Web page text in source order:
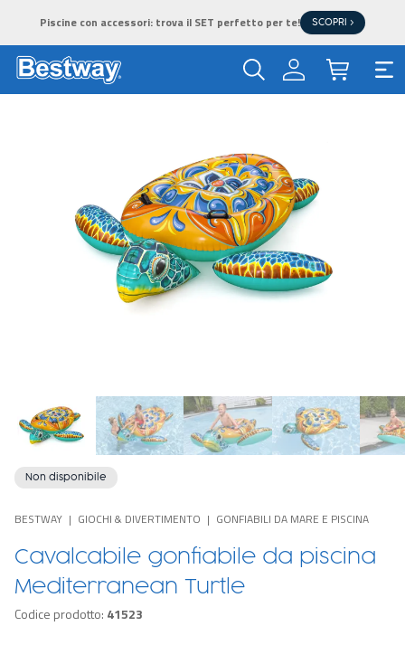
Piscine con accessori: trova il SET perfetto per te! SCOPRI >
Non disponibile
BESTWAY GIOCHI & DIVERTIMENTO GONFIABILI DA MARE E PISCINA
Cavalcabile gonfiabile da piscina
Mediterranean Turtle
Codice prodotto: 41523